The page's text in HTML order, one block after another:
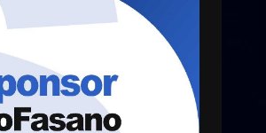
Cura dei beni comuni e
cittadinanza attiva: online
l’avviso per la gestione
condivisa della Villetta di
Laureto
6 Agosto 2026 06:20